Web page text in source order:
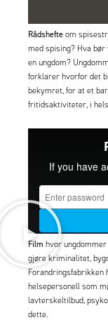
Rådshefte om
med spising? Hva
en ungdom?
forklarer hvorfor det
bekymret, for at et
fritidsaktiviteter, i
Film hvor
gjøre kriminalitet,
Forandringsfabrikken
helsepersonell som
lavterskeltilbud,
dette.